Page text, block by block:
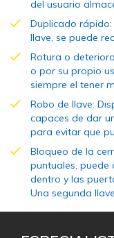
del usuario
Duplicado
llave, se puede
Rotura o
o por su propio
siempre el tener
Robo de llave:
capaces de dar
para evitar que
Bloqueo de la
puntuales, puede
dentro y las
Una segunda